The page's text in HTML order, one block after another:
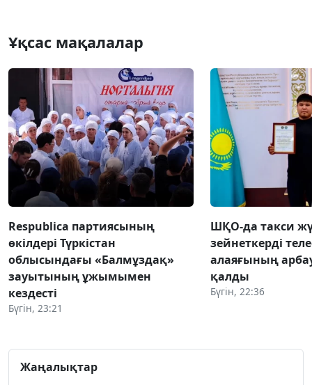
Ұқсас мақалалар
Respublica партиясының
өкілдері Түркістан
облысындағы «Балмұздақ»
зауытының ұжымымен
кездесті
Бүгін, 23:21
ШҚО-да такси
зейнеткерді
алаяғының
қалды
Бүгін, 22:36
Жаңалықтар